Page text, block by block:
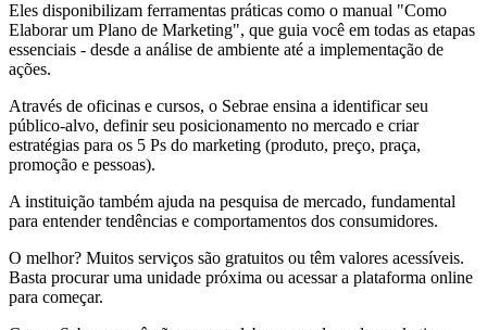
Eles disponibilizam ferramentas práticas como o manual "Como
Elaborar um Plano de Marketing", que guia você em todas as etapas
essenciais - desde a análise de ambiente até a implementação de
ações.
Através de oficinas e cursos, o Sebrae ensina a identificar seu
público-alvo, definir seu posicionamento no mercado e criar
estratégias para os 5 Ps do marketing (produto, preço, praça,
promoção e pessoas).
A instituição também ajuda na pesquisa de mercado, fundamental
para entender tendências e comportamentos dos consumidores.
O melhor? Muitos serviços são gratuitos ou têm valores acessíveis.
Basta procurar uma unidade próxima ou acessar a plataforma online
para começar.